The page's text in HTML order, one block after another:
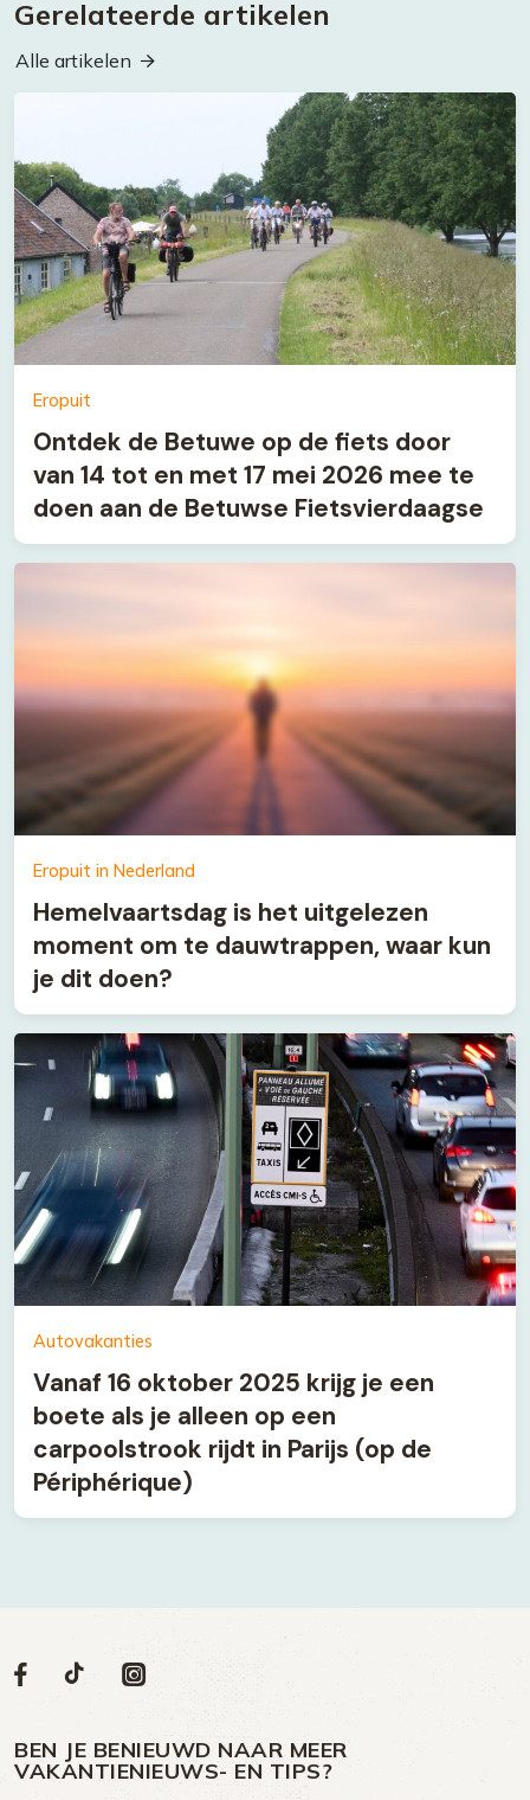
Gerelateerde artikelen
Alle artikelen
Eropuit
Ontdek de Betuwe op de fiets door
van 14 tot en met 17 mei 2026 mee te
doen aan de Betuwse Fietsvierdaagse
Eropuit in Nederland
Hemelvaartsdag is het uitgelezen
moment om te dauwtrappen, waar kun
je dit doen?
Autovakanties
Vanaf 16 oktober 2025 krijg je een
boete als je alleen op een
carpoolstrook rijdt in Parijs (op de
Périphérique)
Volg
op
Social
Volg
op
Facebook
Volg
op
TikTok
Volg
op
Instagram
BEN JE BENIEUWD NAAR MEER
VAKANTIENIEUWS- EN TIPS?